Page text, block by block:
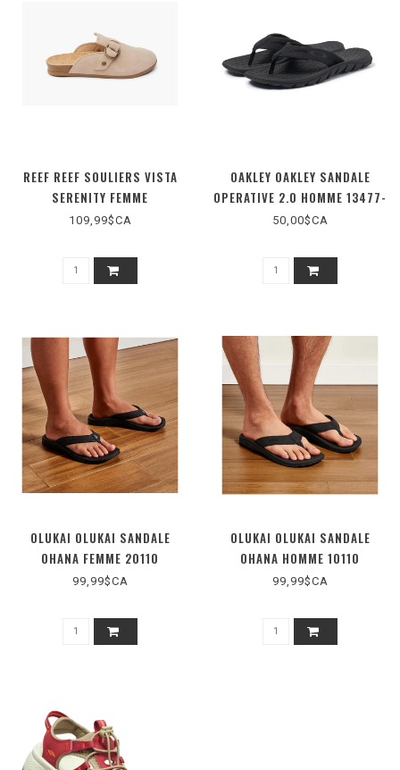
REEF REEF SOULIERS VISTA
SERENITY FEMME
109,99$CA
OAKLEY OAKLEY SANDALE
OPERATIVE 2.0 HOMME 13477-
02E
50,00$CA
OLUKAI OLUKAI SANDALE
OHANA FEMME 20110
99,99$CA
OLUKAI OLUKAI SANDALE
OHANA HOMME 10110
99,99$CA